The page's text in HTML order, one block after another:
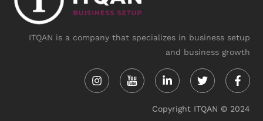
ITQAN is a company that specializes in business setup
and business growth
in f
Copyright ITQAN © 2024